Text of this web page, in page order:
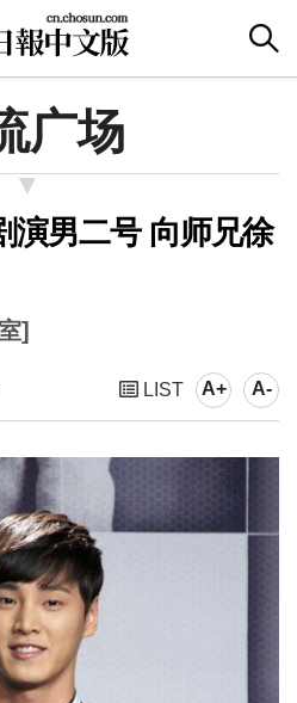
广场
演男二号 向师兄徐
]
LIST A+ A-